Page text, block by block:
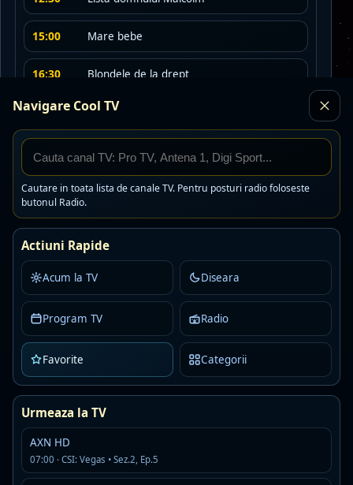
Navigare Cool TV
Cautare in toata lista de canale TV. Pentru posturi radio foloseste
butonul Radio.
Actiuni Rapide
Acum la TV Diseara
Program TV Radio
Favorite Categorii
Urmeaza la TV
AXN HD
07:00 · CSI: Vegas • Sez.2, Ep.5
15:00 Mare bebe
16:30 Blondele de la drept
18:15 La bloc
20:30 Greu de oprit
Program maine
00:30 Greu de oprit
02:30
03:30 Vorbeşte lumea
05:30 La bloc
06:15 Ce spun românii
08:15 Strada vafelor
10:15 La bloc